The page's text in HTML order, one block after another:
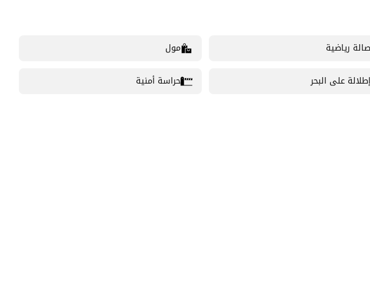
صالة رياضية مول
إطلالة على البحر حراسة أمنية